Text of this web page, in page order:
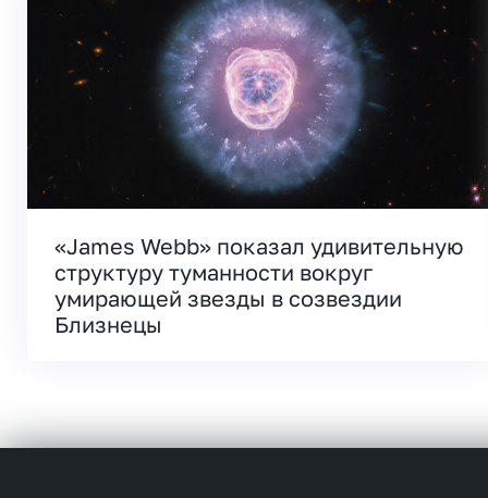
«James Webb» показал удивительную
структуру туманности вокруг
умирающей звезды в созвездии
Близнецы